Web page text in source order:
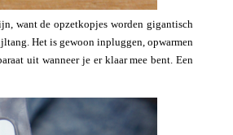
want de opzetkopjes worden gigantisch
Het is gewoon inpluggen, opwarmen
uit wanneer je er klaar mee bent. Een